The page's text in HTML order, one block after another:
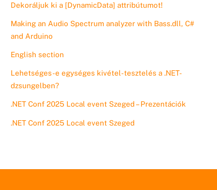
Dekoráljuk ki a [DynamicData] attribútumot!
Making an Audio Spectrum analyzer with Bass.dll, C#
and Arduino
English section
Lehetséges-e egységes kivétel-tesztelés a .NET-
dzsungelben?
.NET Conf 2025 Local event Szeged – Prezentációk
.NET Conf 2025 Local event Szeged